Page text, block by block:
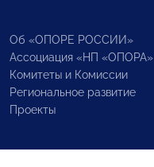
Об «ОПОРЕ РОССИИ»
Ассоциация «НП «ОПОРА»
Комитеты и Комиссии
Региональное развитие
Проекты